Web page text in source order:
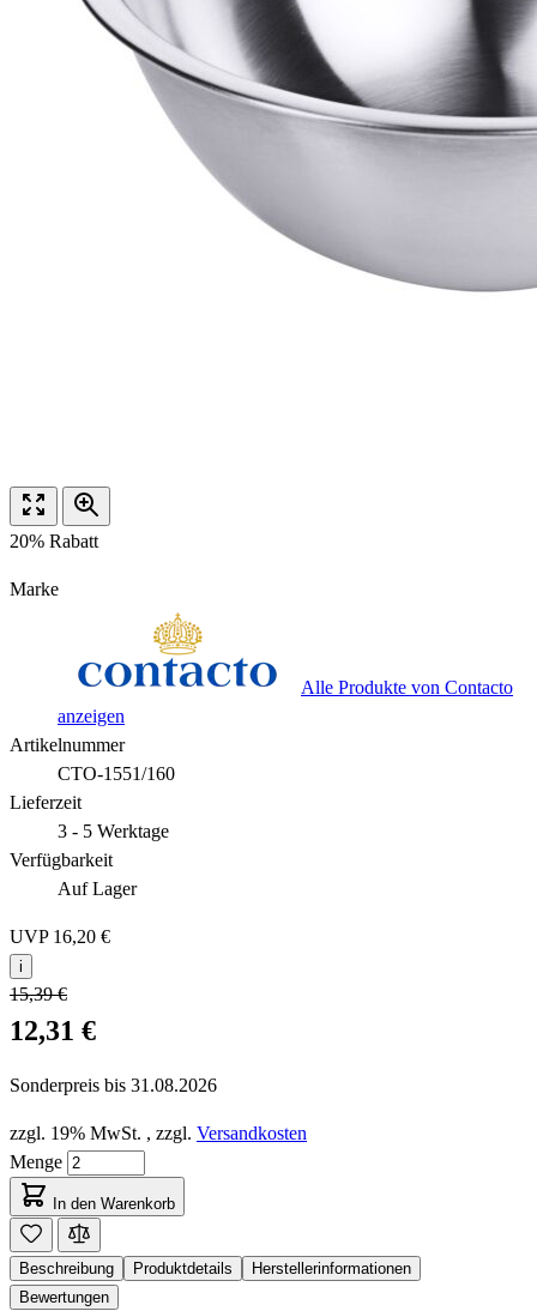
20% Rabatt
Marke
Alle Produkte von Contacto
anzeigen
Artikelnummer
CTO-1551/160
Lieferzeit
3 - 5 Werktage
Verfügbarkeit
Auf Lager
UVP 16,20 €
i
15,39 €
12,31 €
Sonderpreis bis 31.08.2026
zzgl. 19% MwSt. , zzgl. Versandkosten
Menge
In den Warenkorb
Beschreibung Produktdetails
Herstellerinformationen
Bewertungen